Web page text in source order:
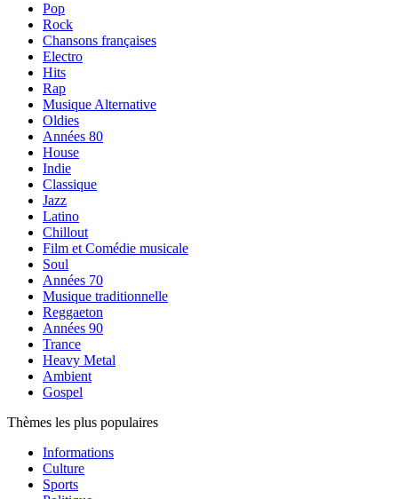
Pop
Rock
Chansons françaises
Electro
Hits
Rap
Musique Alternative
Oldies
Années 80
House
Indie
Classique
Jazz
Latino
Chillout
Film et Comédie musicale
Soul
Années 70
Musique traditionnelle
Reggaeton
Années 90
Trance
Heavy Metal
Ambient
Gospel
Thèmes les plus populaires
Informations
Culture
Sports